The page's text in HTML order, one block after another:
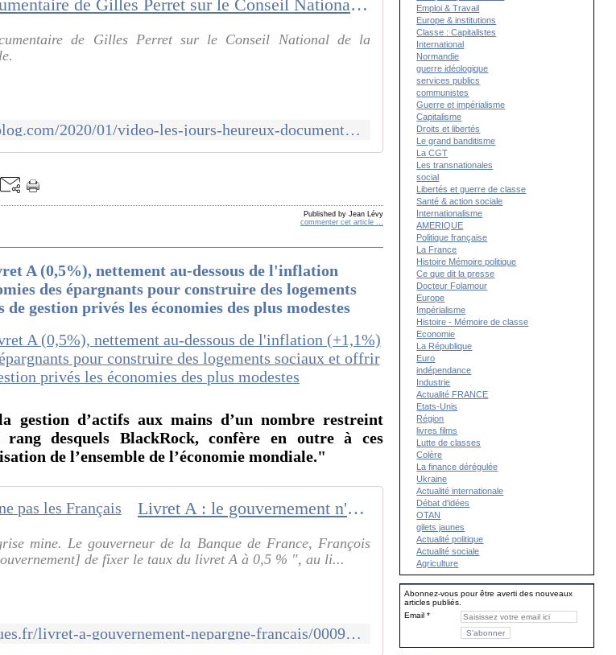
VIDEO : Les jours heureux Documentaire de Gilles Perret sur le Conseil National de la Résistance de la Seconde guerre mondiale.
de Gilles Perret sur le Conseil National de la
http://canempechepasnicolas.over-blog.com/2020/01/video-les-jours-heureux-documentaire-de-gilles-perret-sur-le-conseil-national-de-la-resistance-de-la-seconde-guerre-mondiale.html
Published by Jean Lévy
commenter cet article …
A (0,5%), nettement au-dessous de l'inflation
des épargnants pour construire des logements
gestion privés les économies des plus modestes
gestion d’actifs aux mains d’un nombre restreint
desquels BlackRock, confère en outre à ces
de l’ensemble de l’économie mondiale."
Livret A : le gouvernement n'épargne pas les Français
mine. Le gouverneur de la Banque de France, François
de fixer le taux du livret A à 0,5 % ", au li...
https://www.alternatives-economiques.fr/livret-a-gouvernement-nepargne-francais/00091523
Emploi & Travail
Europe & institutions
Classe : Capitalistes
International
Normandie
guerre idéologique
services publics
communistes
Guerre et impérialisme
Capitalisme
Droits et libertés
Le grand banditisme
La CGT
Les transnationales
social
Libertés et guerre de classe
Santé & action sociale
Internationalisme
AMERIQUE
Politique française
La France
Histoire Mémoire politique
Ce que dit la presse
Docteur Folamour
Europe
Impérialisme
Histoire - Mémoire de classe
Economie
La République
Euro
indépendance
Industrie
Actualité FRANCE
Etats-Unis
Région
livres films
Lutte de classes
Colère
La finance dérégulée
Ukraine
Actualité internationale
Débat d'idées
OTAN
gilets jaunes
Actualité politique
Actualité sociale
Agriculture
Abonnez-vous pour être averti des nouveaux
articles publiés.
Email